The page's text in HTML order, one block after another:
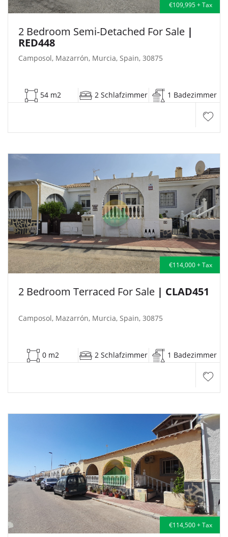
€109,995 + Tax
2 Bedroom Semi-Detached For Sale |
RED448
Camposol, Mazarrón, Murcia, Spain, 30875
54 m2 2 Schlafzimmer 1 Badezimmer
€114,000 + Tax
2 Bedroom Terraced For Sale | CLAD451
Camposol, Mazarrón, Murcia, Spain, 30875
0 m2 2 Schlafzimmer 1 Badezimmer
€114,500 + Tax